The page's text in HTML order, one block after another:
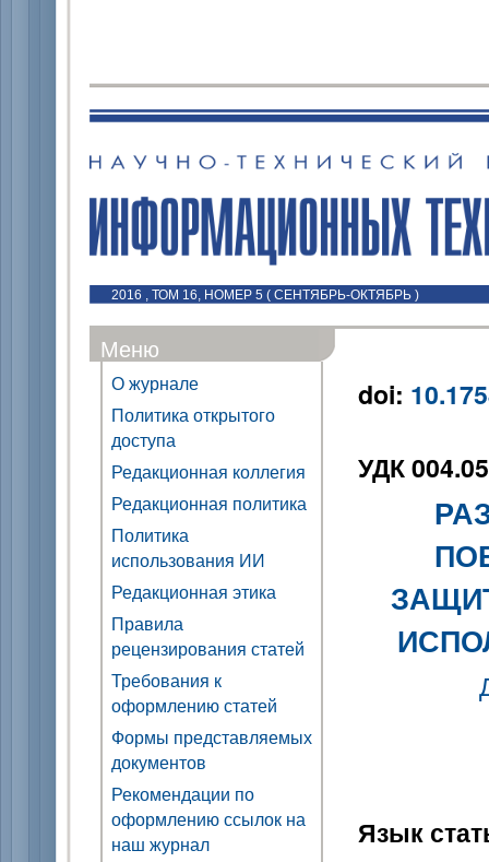
2016 , ТОМ 16, НОМЕР 5 ( СЕНТЯБРЬ-ОКТЯБРЬ )
Меню
О журнале
Политика открытого
доступа
Редакционная коллегия
Редакционная политика
Политика
использования ИИ
Редакционная этика
Правила
рецензирования статей
Требования к
оформлению статей
Формы представляемых
документов
Рекомендации по
оформлению ссылок на
наш журнал
doi:
УДК
Язык